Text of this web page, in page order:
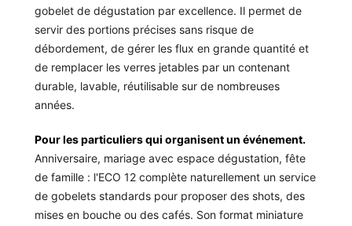
gobelet de dégustation par excellence. Il permet de
servir des portions précises sans risque de
débordement, de gérer les flux en grande quantité et
de remplacer les verres jetables par un contenant
durable, lavable, réutilisable sur de nombreuses
années.
Pour les particuliers qui organisent un événement.
Anniversaire, mariage avec espace dégustation, fête
de famille : l'ECO 12 complète naturellement un service
de gobelets standards pour proposer des shots, des
mises en bouche ou des cafés. Son format miniature